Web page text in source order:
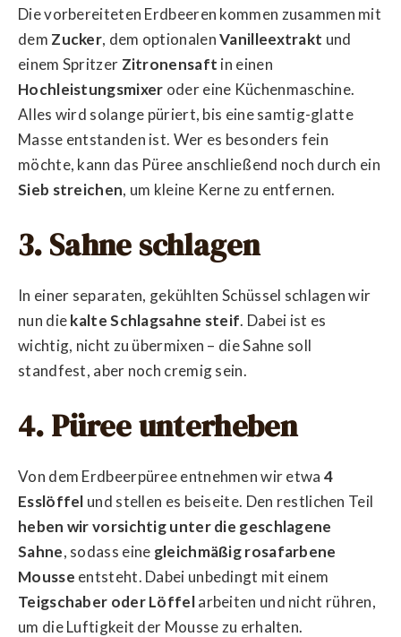
Die vorbereiteten Erdbeeren kommen zusammen mit
dem Zucker, dem optionalenVanilleextrakt und
einem Spritzer Zitronensaft in einen
Hochleistungsmixer oder eine Küchenmaschine.
Alles wird solange püriert, bis eine samtig-glatte
Masse entstanden ist. Wer es besonders fein
möchte, kann das Püree anschließend noch durch ein
Sieb streichen, um kleine Kerne zu entfernen.
3. Sahne schlagen
In einer separaten, gekühlten Schüssel schlagen wir
nun diekalte Schlagsahne steif. Dabei ist es
wichtig, nicht zu übermixen – die Sahne soll
standfest, aber noch cremig sein.
4. Püree unterheben
Von dem Erdbeerpüree entnehmen wir etwa 4
Esslöffel und stellen es beiseite. Den restlichen Teil
heben wir vorsichtig unter die geschlagene
Sahne, sodass eine gleichmäßig rosafarbene
Mousse entsteht. Dabei unbedingt mit einem
Teigschaber oder Löffelarbeiten und nicht rühren,
um die Luftigkeit der Mousse zu erhalten.